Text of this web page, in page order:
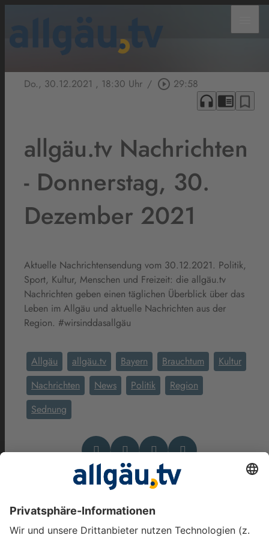
Do., 30.12.2021 , 18:30 Uhr / play_circle_outline 29:58
headphones chrome_reader_mode bookmark_border
allgäu.tv Nachrichten
- Donnerstag, 30.
Dezember 2021
Aktuelle Nachrichtensendung vom 30.12.2021. Politik,
Sport, Kultur, Menschen und Freizeit: die allgäu.tv
Nachrichten geben einen täglichen Überblick über das
Leben im Allgäu und aktuelle Nachrichten aus der
Region. #wirsinddasallgäu
Allgäu allgäu.tv Bayern Brauchtum
Kultur
Nachrichten
News Politik
Region
Sednung
Das könnte Dich auch